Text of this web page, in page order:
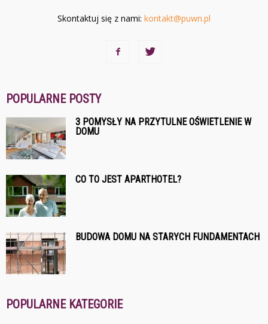
Skontaktuj się z nami: kontakt@puwn.pl
POPULARNE POSTY
3 POMYSŁY NA PRZYTULNE OŚWIETLENIE W
DOMU
CO TO JEST APARTHOTEL?
BUDOWA DOMU NA STARYCH FUNDAMENTACH
POPULARNE KATEGORIE